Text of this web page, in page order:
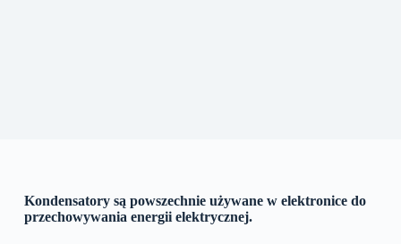
Kondensatory są powszechnie używane w elektronice do
przechowywania energii elektrycznej.